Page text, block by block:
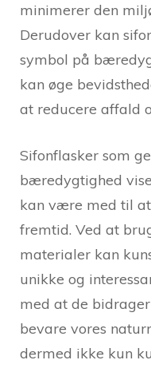
minimerer den
Derudover kan
symbol på
kan øge
at reducere affald
Sifonflasker som
bæredygtighed
kan være med til
fremtid. Ved at
materialer kan
unikke og
med at de
bevare vores
dermed ikke kun